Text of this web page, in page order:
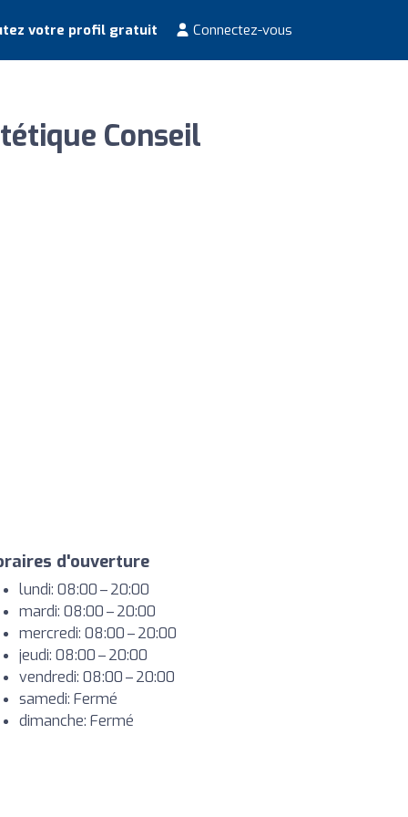
votre profil gratuit Connectez-vous
Conseil
d'ouverture
lundi: 08:00 – 20:00
mardi: 08:00 – 20:00
mercredi: 08:00 – 20:00
jeudi: 08:00 – 20:00
vendredi: 08:00 – 20:00
samedi: Fermé
dimanche: Fermé